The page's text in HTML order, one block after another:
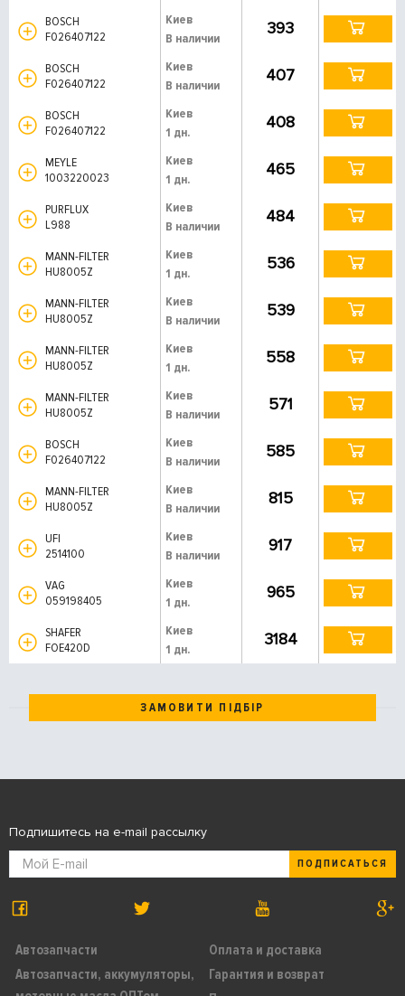
BOSCH
F026407122
Киев
В наличии
393
BOSCH
F026407122
Киев
В наличии
407
BOSCH
F026407122
Киев
1 дн.
408
MEYLE
1003220023
Киев
1 дн.
465
PURFLUX
L988
Киев
В наличии
484
MANN-FILTER
HU8005Z
Киев
1 дн.
536
MANN-FILTER
HU8005Z
Киев
В наличии
539
MANN-FILTER
HU8005Z
Киев
1 дн.
558
MANN-FILTER
HU8005Z
Киев
В наличии
571
BOSCH
F026407122
Киев
В наличии
585
MANN-FILTER
HU8005Z
Киев
В наличии
815
UFI
2514100
Киев
В наличии
917
VAG
059198405
Киев
1 дн.
965
SHAFER
FOE420D
Киев
1 дн.
3184
ЗАМОВИТИ ПІДБІР
Автозапчасти
Автозапчасти, аккумуляторы,
Оплата и доставка
Гарантия и возврат
Подпишитесь на e-mail рассылку
ПОДПИСАТЬСЯ